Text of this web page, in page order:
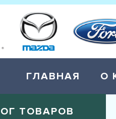
ГЛАВНАЯ О
ТОВАРОВ